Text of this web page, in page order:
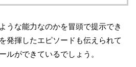
うな能力なのかを冒頭で提示でき
発揮したエピソードも伝えられて
ルができているでしょう。